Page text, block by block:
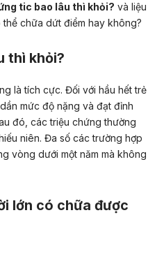
tic bao lâu thì khỏi? và liệu
thể chữa dứt điểm hay không?
thì khỏi?
là tích cực. Đối với hầu hết trẻ
mức độ nặng và đạt đỉnh
đó, các triệu chứng thường
niên. Đa số các trường hợp
vòng dưới một năm mà không
lớn có chữa được